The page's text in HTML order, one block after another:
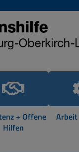
+ Offene
Hilfen